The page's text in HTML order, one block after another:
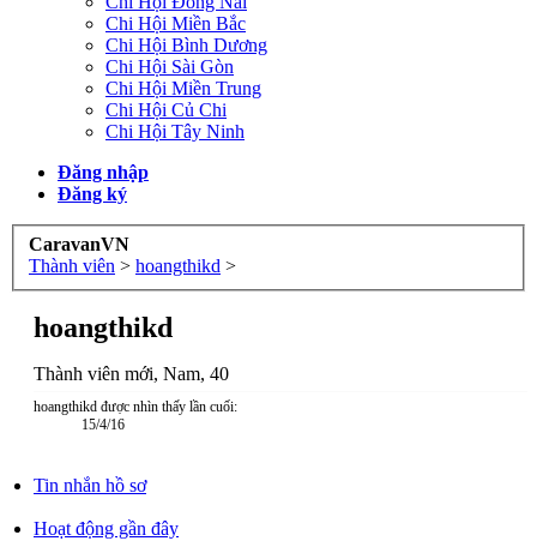
Chi Hội Miền Bắc
Chi Hội Bình Dương
Chi Hội Sài Gòn
Chi Hội Miền Trung
Chi Hội Củ Chi
Chi Hội Tây Ninh
Đăng nhập
Đăng ký
CaravanVN
Thành viên > hoangthikd >
hoangthikd
Thành viên mới, Nam, 40
hoangthikd được nhìn thấy lần cuối:
15/4/16
Tin nhắn hồ sơ
Hoạt động gần đây